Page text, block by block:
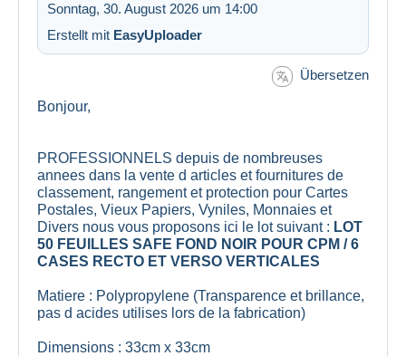
Sonntag, 30. August 2026 um 14:00
Erstellt mit EasyUploader
Übersetzen
Bonjour,
PROFESSIONNELS depuis de nombreuses
annees dans la vente d articles et fournitures de
classement, rangement et protection pour Cartes
Postales, Vieux Papiers, Vyniles, Monnaies et
Divers nous vous proposons ici le lot suivant : LOT
50 FEUILLES SAFE FOND NOIR POUR CPM / 6
CASES RECTO ET VERSO VERTICALES
Matiere : Polypropylene (Transparence et brillance,
pas d acides utilises lors de la fabrication)
Dimensions : 33cm x 33cm